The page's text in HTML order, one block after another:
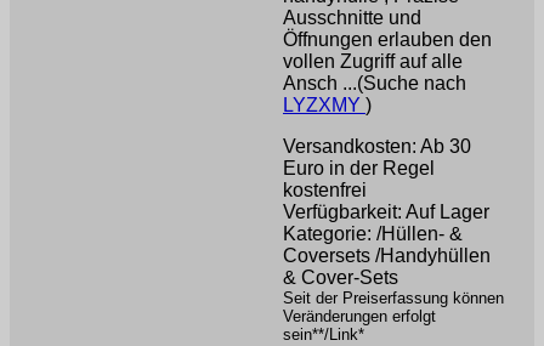
Ausschnitte und
Öffnungen erlauben den
vollen Zugriff auf alle
Ansch ...(Suche nach
LYZXMY )
Versandkosten: Ab 30
Euro in der Regel
kostenfrei
Verfügbarkeit: Auf Lager
Kategorie: /Hüllen- &
Coversets /Handyhüllen
& Cover-Sets
Seit der Preiserfassung können
Veränderungen erfolgt
sein**/Link*